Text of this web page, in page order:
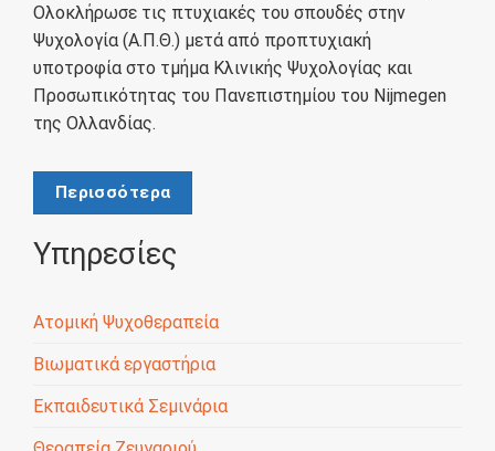
Ολοκλήρωσε τις πτυχιακές του σπουδές στην
Ψυχολογία (Α.Π.Θ.) μετά από προπτυχιακή
υποτροφία στο τμήμα Κλινικής Ψυχολογίας και
Προσωπικότητας του Πανεπιστημίου του Nijmegen
της Ολλανδίας.
Περισσότερα
Υπηρεσίες
Ατομική Ψυχοθεραπεία
Βιωματικά εργαστήρια
Εκπαιδευτικά Σεμινάρια